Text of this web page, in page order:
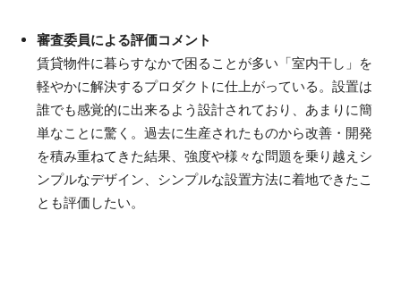
審査委員による評価コメント
賃貸物件に暮らすなかで困ることが多い「室内干し」を
軽やかに解決するプロダクトに仕上がっている。設置は
誰でも感覚的に出来るよう設計されており、あまりに簡
単なことに驚く。過去に生産されたものから改善・開発
を積み重ねてきた結果、強度や様々な問題を乗り越えシ
ンプルなデザイン、シンプルな設置方法に着地できたこ
とも評価したい。